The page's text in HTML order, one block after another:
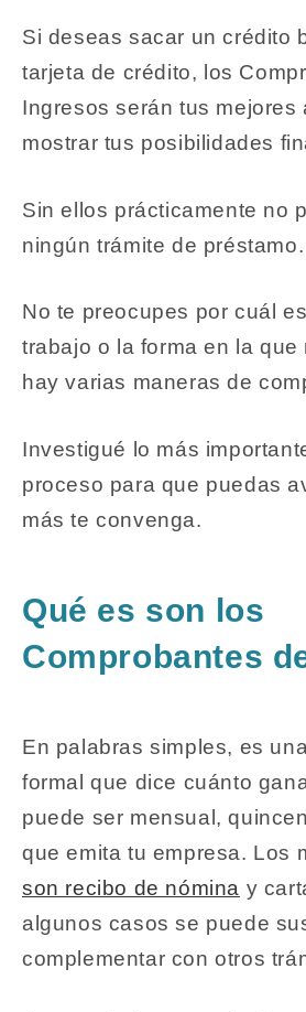
Si deseas sacar un crédito
tarjeta de crédito, los
Ingresos serán tus mejores
mostrar tus posibilidades
Sin ellos prácticamente no
ningún trámite de préstamo.
No te preocupes por cuál
trabajo o la forma en la que
hay varias maneras de
Investigué lo más
proceso para que puedas
más te convenga.
Qué es son los
Comprobantes
En palabras simples, es
formal que dice cuánto
puede ser mensual,
que emita tu empresa. Los
son recibo de nómina y
algunos casos se puede
complementar con otros